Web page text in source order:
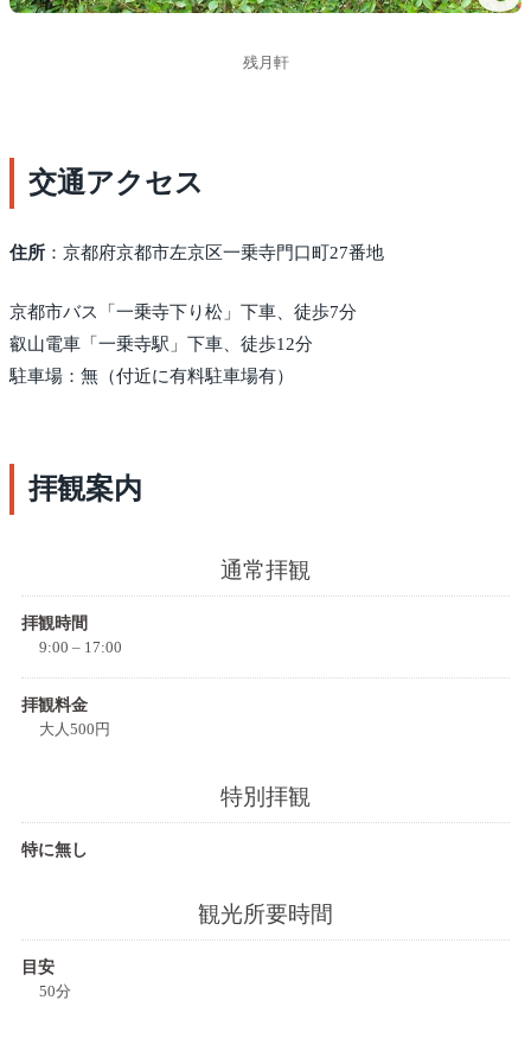
残月軒
交通アクセス
住所 ：京都府京都市左京区一乗寺門口町27番地
京都市バス「一乗寺下り松」下車、徒歩7分
叡山電車「一乗寺駅」下車、徒歩12分
駐車場：無（付近に有料駐車場有）
拝観案内
通常拝観
拝観時間
9:00 – 17:00
拝観料金
大人500円
特別拝観
特に無し
観光所要時間
目安
50分